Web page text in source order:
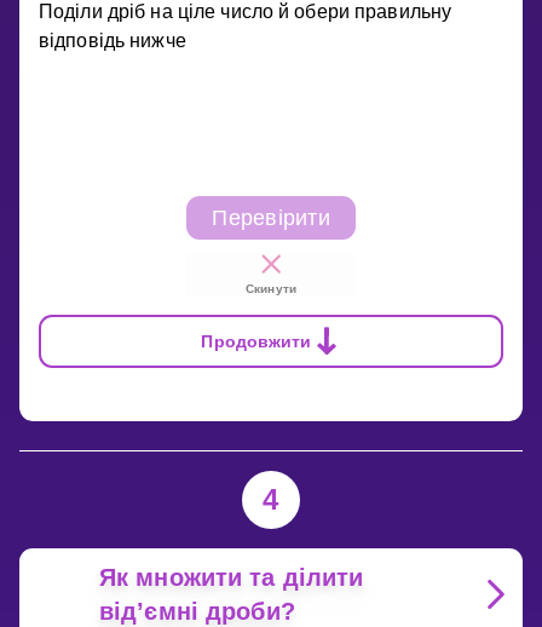
Поділи дріб на ціле число й обери правильну
відповідь нижче
Перевірити
Скинути
Продовжити
4
Як множити та ділити
від’ємні дроби?